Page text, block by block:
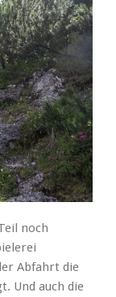
noch
Abfahrt die
Und auch die